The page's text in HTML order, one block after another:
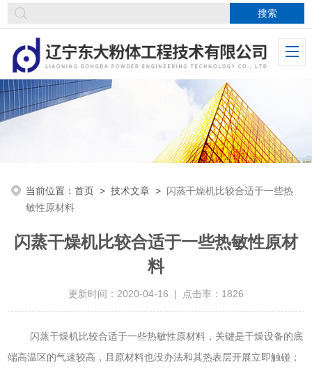
当前位置：首页 >技术文章 > 闪蒸干燥机比较合适于一些热
敏性原材料
闪蒸干燥机比较合适于一些热敏性原材
料
更新时间：2020-04-16 | 点击率：1826
闪蒸干燥机比较合适于一些热敏性原材料，关键是干燥设备的底
端高温区的气速较高，且原材料也没办法和其热表层开展立即触碰；